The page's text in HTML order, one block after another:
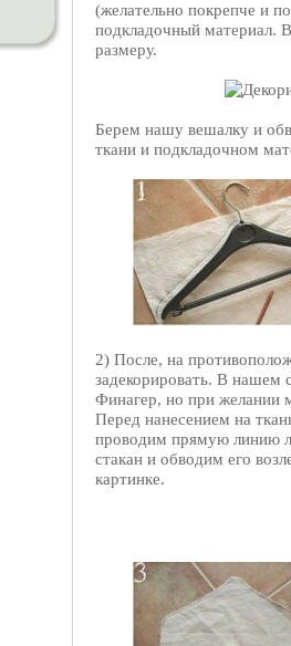
(желательно покрепче и
подкладочный материал.
размеру.
Берем нашу вешалку и
ткани и подкладочном
2) После, на
задекорировать. В нашем
Финагер, но при желании
Перед нанесением на
проводим прямую линию
стакан и обводим его
картинке.